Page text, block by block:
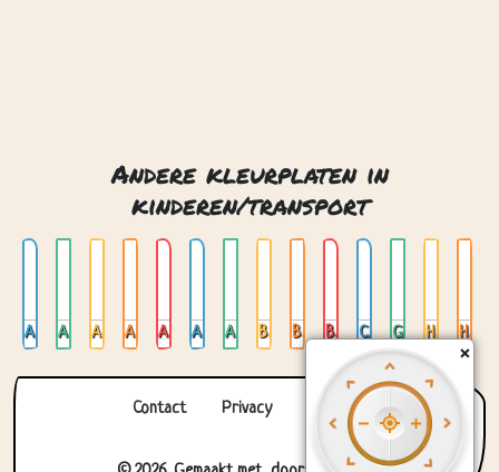
Andere kleurplaten in
kinderen/transport
Ambulance Auto 01 Auto 02 Auto 03 Auto 04 Auto aanhanger Auto op glas in lood Batmobiel Brandweerwagen Bus Cementwagen Glas in lood met vliegtuig Helikopter Heteluchtballon
Contact Privacy Over ons
×